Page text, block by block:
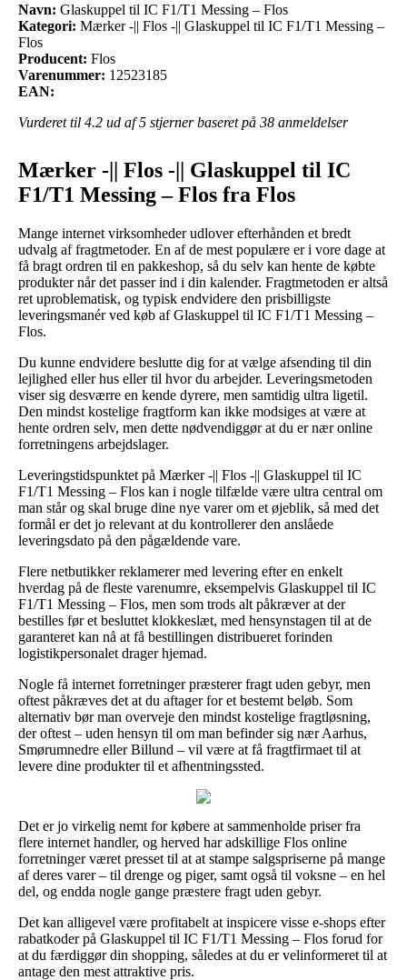
Navn: Glaskuppel til IC F1/T1 Messing – Flos
Kategori: Mærker -|| Flos -|| Glaskuppel til IC F1/T1 Messing –
Flos
Producent: Flos
Varenummer: 12523185
EAN:
Vurderet til 4.2 ud af 5 stjerner baseret på 38 anmeldelser
Mærker -|| Flos -|| Glaskuppel til IC
F1/T1 Messing – Flos fra Flos
Mange internet virksomheder udlover efterhånden et bredt
udvalg af fragtmetoder. En af de mest populære er i vore dage at
få bragt ordren til en pakkeshop, så du selv kan hente de købte
produkter når det passer ind i din kalender. Fragtmetoden er altså
ret uproblematisk, og typisk endvidere den prisbilligste
leveringsmanér ved køb af Glaskuppel til IC F1/T1 Messing –
Flos.
Du kunne endvidere beslutte dig for at vælge afsending til din
lejlighed eller hus eller til hvor du arbejder. Leveringsmetoden
viser sig desværre en kende dyrere, men samtidig ultra ligetil.
Den mindst kostelige fragtform kan ikke modsiges at være at
hente ordren selv, men dette nødvendiggør at du er nær online
forretningens arbejdslager.
Leveringstidspunktet på Mærker -|| Flos -|| Glaskuppel til IC
F1/T1 Messing – Flos kan i nogle tilfælde være ultra central om
man står og skal bruge dine nye varer om et øjeblik, så med det
formål er det jo relevant at du kontrollerer den anslåede
leveringsdato på den pågældende vare.
Flere netbutikker reklamerer med levering efter en enkelt
hverdag på de fleste varenumre, eksempelvis Glaskuppel til IC
F1/T1 Messing – Flos, men som trods alt påkræver at der
bestilles før et besluttet klokkeslæt, med hensynstagen til at de
garanteret kan nå at få bestillingen distribueret forinden
logistikpersonalet drager hjemad.
Nogle få internet forretninger præsterer fragt uden gebyr, men
oftest påkræves det at du aftager for et bestemt beløb. Som
alternativ bør man overveje den mindst kostelige fragtløsning,
der oftest – uden hensyn til om man befinder sig nær Aarhus,
Smørumnedre eller Billund – vil være at få fragtfirmaet til at
levere dine produkter til et afhentningssted.
Det er jo virkelig nemt for købere at sammenholde priser fra
flere internet handler, og herved har adskillige Flos online
forretninger været presset til at at stampe salgspriserne på mange
af deres varer – til drenge og piger, samt også til voksne – en hel
del, og endda nogle gange præstere fragt uden gebyr.
Det kan alligevel være profitabelt at inspicere visse e-shops efter
rabatkoder på Glaskuppel til IC F1/T1 Messing – Flos forud for
at du færdiggør din shopping, således at du er velinformeret til at
antage den mest attraktive pris.